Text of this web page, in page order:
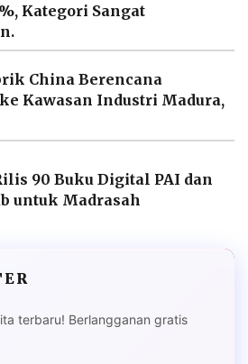
Kategori Sangat
China Berencana
Kawasan Industri Madura,
90 Buku Digital PAI dan
untuk Madrasah
terbaru! Berlangganan gratis